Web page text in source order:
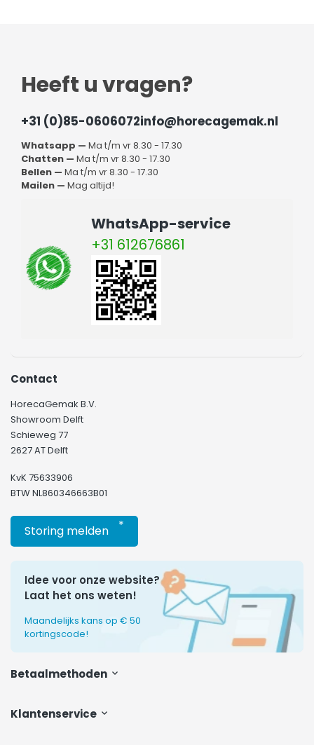
Heeft u vragen?
+31 (0)85-0606072info@horecagemak.nl
Whatsapp — Ma t/m vr 8.30 - 17.30
Chatten — Ma t/m vr 8.30 - 17.30
Bellen — Ma t/m vr 8.30 - 17.30
Mailen — Mag altijd!
WhatsApp-service
+31 612676861
Klantenservice
Contact
HorecaGemak B.V.
Showroom Delft
Schieweg 77
2627 AT Delft
KvK 75633906
BTW NL860346663B01
Storing melden *
Idee voor onze website?
Laat het ons weten!
Maandelijks kans op € 50
kortingscode!
Betaalmethoden